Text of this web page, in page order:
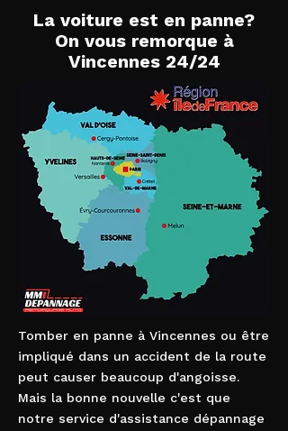
La voiture est en panne?
On vous remorque à
Vincennes 24/24
Tomber en panne à Vincennes ou être
impliqué dans un accident de la route
peut causer beaucoup d'angoisse.
Mais la bonne nouvelle c'est que
notre service d'assistance dépannage